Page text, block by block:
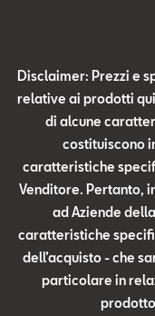
Disclaimer: Prezzi e
relative ai prodotti
di alcune
costituiscono
caratteristiche
Venditore. Pertanto,
ad Aziende
caratteristiche
dell’acquisto - che
particolare in